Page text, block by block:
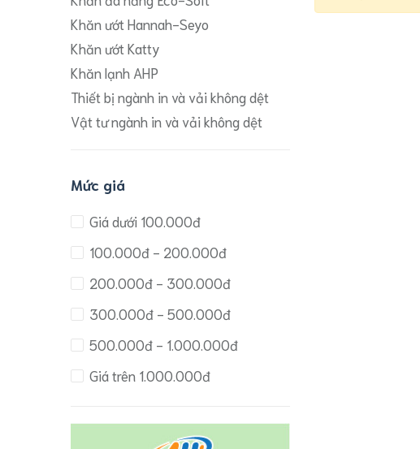
Khăn ướt Hannah-Seyo
Khăn ướt Katty
Khăn lạnh AHP
Thiết bị ngành in và vải không dệt
Vật tư ngành in và vải không dệt
Mức giá
Giá dưới 100.000đ
100.000đ - 200.000đ
200.000đ - 300.000đ
300.000đ - 500.000đ
500.000đ - 1.000.000đ
Giá trên 1.000.000đ